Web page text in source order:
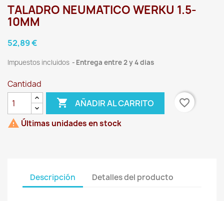
TALADRO NEUMATICO WERKU 1.5-
10MM
52,89 €
Impuestos incluidos Entrega entre 2 y 4 dias
Cantidad
 AÑADIR AL CARRITO
favorite_border
 Últimas unidades en stock
Descripción Detalles del producto